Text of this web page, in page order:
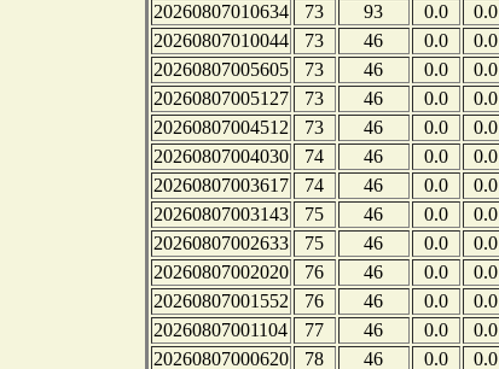
20260807010634
73 93 0.0 0.0
20260807010044
73 46 0.0 0.0
20260807005605
73 46 0.0 0.0
20260807005127
73 46 0.0 0.0
20260807004512
73 46 0.0 0.0
20260807004030
74 46 0.0 0.0
20260807003617
74 46 0.0 0.0
20260807003143
75 46 0.0 0.0
20260807002633
75 46 0.0 0.0
20260807002020
76 46 0.0 0.0
20260807001552
76 46 0.0 0.0
20260807001104
77 46 0.0 0.0
20260807000620
78 46 0.0 0.0